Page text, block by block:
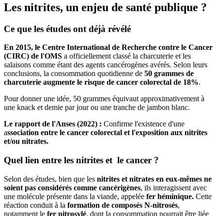
Les nitrites, un enjeu de santé publique ?
Ce que les études ont déjà révélé
En 2015, le Centre International de Recherche contre le Cancer
(CIRC) de l'OMS a officiellement classé la charcuterie et les
salaisons comme étant des agents cancérogènes avérés. Selon leurs
conclusions, la consommation quotidienne de 50 grammes de
charcuterie augmente le risque de cancer colorectal de 18%.
Pour donner une idée, 50 grammes équivaut approximativement à
une knack et demie par jour ou une tranche de jambon blanc.
Le rapport de l'Anses (2022) : Confirme l'existence d'une
association entre le cancer colorectal et l'exposition aux nitrites
et/ou nitrates.
Quel lien entre les nitrites et le cancer ?
Selon des études, bien que les nitrites et nitrates en eux-mêmes ne
soient pas considérés comme cancérigènes, ils interagissent avec
une molécule présente dans la viande, appelée fer héminique. Cette
réaction conduit à la formation de composés N-nitrosés,
notamment le fer nitrosylé, dont la consommation pourrait être liée